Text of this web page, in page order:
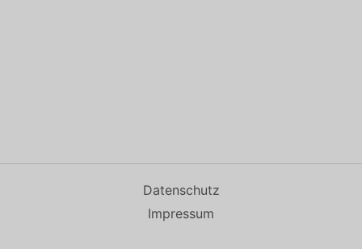
Datenschutz
Impressum